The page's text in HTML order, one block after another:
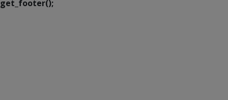
get_footer();